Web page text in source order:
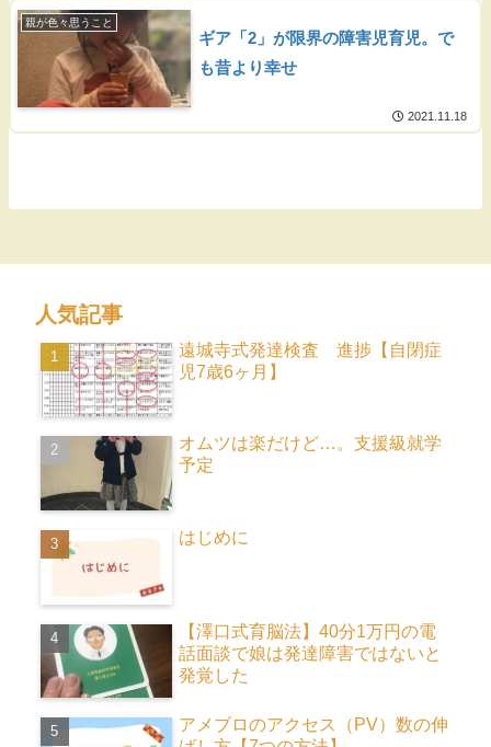
親が色々思うこと
ギア「2」が限界の障害児育児。で
も昔より幸せ
2021.11.18
人気記事
遠城寺式発達検査 進捗【自閉症
児7歳6ヶ月】
オムツは楽だけど…。支援級就学
予定
はじめに
【澤口式育脳法】40分1万円の電
話面談で娘は発達障害ではないと
発覚した
アメブロのアクセス（PV）数の伸